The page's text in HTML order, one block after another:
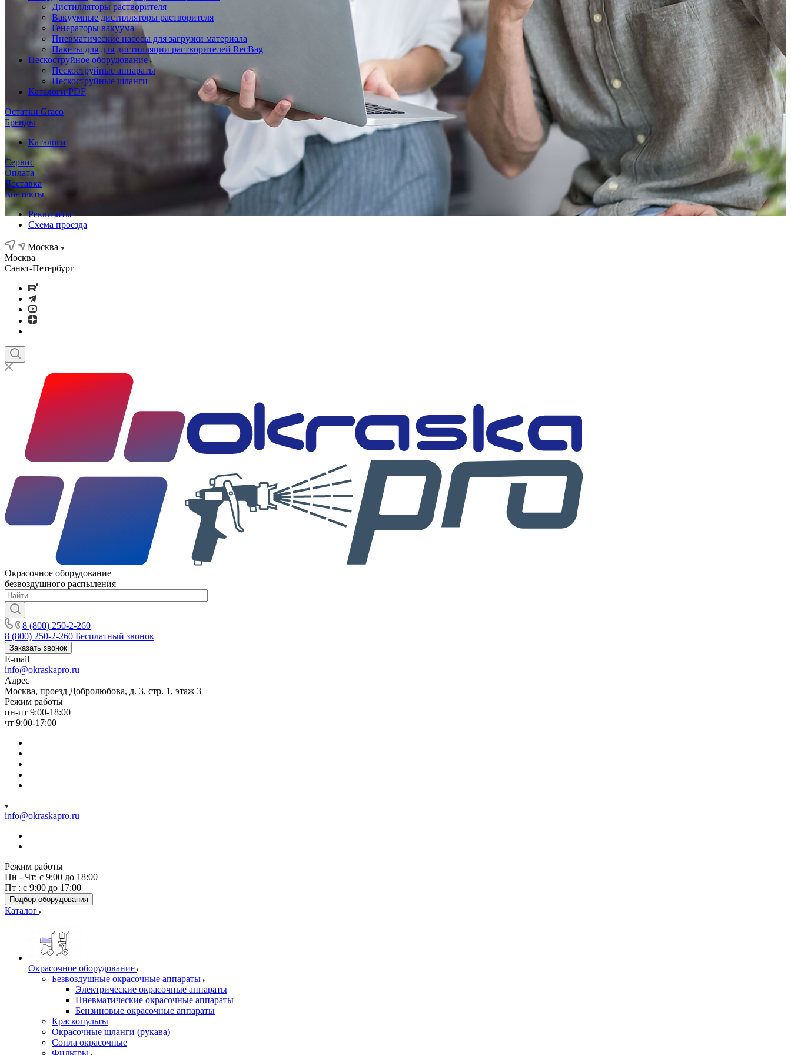
Дистилляторы растворителя
Вакуумные дистилляторы растворителя
Генераторы вакуума
Пневматические насосы для загрузки материала
Пакеты для для дистилляции растворителей RecBag
Пескоструйное оборудование
Пескоструйные аппараты
Пескоструйные шланги
Каталоги PDF
Остатки Graco
Бренды
Каталоги
Сервис
Оплата
Доставка
Контакты
Реквизиты
Схема проезда
Москва
Москва
Санкт-Петербург
Окрасочное оборудование
безвоздушного распыления
8 (800) 250-2-260
8 (800) 250-2-260 Бесплатный звонок
Заказать звонок
E-mail
info@okraskapro.ru
Адрес
Москва, проезд Добролюбова, д. 3, стр. 1, этаж 3
Режим работы
пн-пт 9:00-18:00
чт 9:00-17:00
info@okraskapro.ru
Режим работы
Пн - Чт: с 9:00 до 18:00
Пт : с 9:00 до 17:00
Подбор оборудования
Каталог
Окрасочное оборудование
Безвоздушные окрасочные аппараты
Электрические окрасочные аппараты
Пневматические окрасочные аппараты
Бензиновые окрасочные аппараты
Краскопульты
Окрасочные шланги (рукава)
Сопла окрасочные
Фильтры